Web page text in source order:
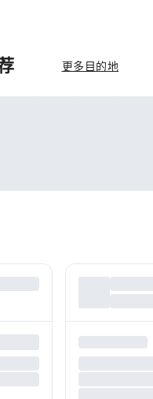
更多目的地